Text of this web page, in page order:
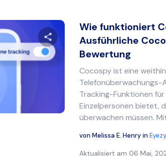
Diesen Artikel teilen
Facebook Link kopieren
Wie funktioniert
Ausführliche
Bewertung
Cocospy ist eine
Telefonüberwachungs-
Tracking-Funktionen
Einzelpersonen bietet,
überwachen müssen.
vonMelissa E. Henry in
Aktualisiert am 06 Mai,